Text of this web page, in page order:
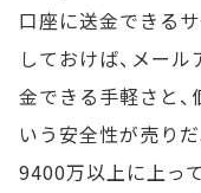
口座に送金できる
しておけば、メー
金できる手軽さと
いう安全性が売り
9400万以上に上っ